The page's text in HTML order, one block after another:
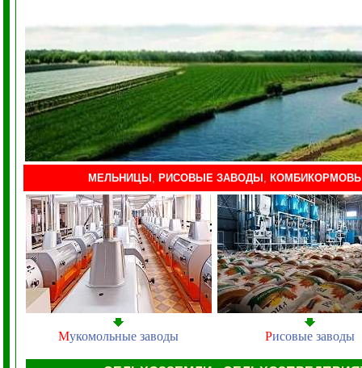
МЕЛЬНИЦЫ , РИСОВЫЕ ЗАВОДЫ ,
Мукомольные заводы Рисовые заводы